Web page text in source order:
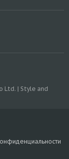
Ltd. | Style and